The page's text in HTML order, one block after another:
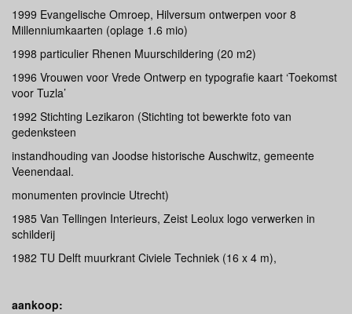
1999 Evangelische Omroep, Hilversum ontwerpen voor 8
Millenniumkaarten (oplage 1.6 mio)
1998 particulier Rhenen Muurschildering (20 m2)
1996 Vrouwen voor Vrede Ontwerp en typografie kaart ‘Toekomst
voor Tuzla’
1992 Stichting Lezikaron (Stichting tot bewerkte foto van
gedenksteen
instandhouding van Joodse historische Auschwitz, gemeente
Veenendaal.
monumenten provincie Utrecht)
1985 Van Tellingen Interieurs, Zeist Leolux logo verwerken in
schilderij
1982 TU Delft muurkrant Civiele Techniek (16 x 4 m),
aankoop: